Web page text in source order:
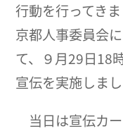
行動を行ってき
京都人事委員会
て、９月29日18
宣伝を実施しまし
当日は宣伝カ